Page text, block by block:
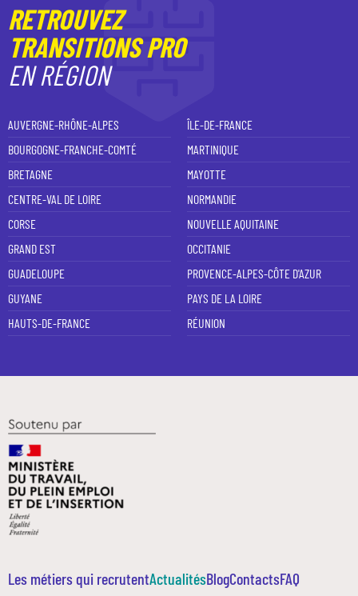
RETROUVEZ
TRANSITIONS PRO
EN RÉGION
AUVERGNE-RHÔNE-ALPES
BOURGOGNE-FRANCHE-COMTÉ
BRETAGNE
CENTRE-VAL DE LOIRE
CORSE
GRAND EST
GUADELOUPE
GUYANE
HAUTS-DE-FRANCE
ÎLE-DE-FRANCE
MARTINIQUE
MAYOTTE
NORMANDIE
NOUVELLE AQUITAINE
OCCITANIE
PROVENCE-ALPES-CÔTE D'AZUR
PAYS DE LA LOIRE
RÉUNION
Les métiers qui recrutentActualitésBlogContactsFAQ